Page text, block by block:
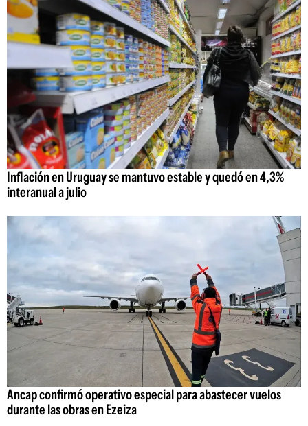
Inflación en Uruguay se mantuvo estable y quedó en 4,3%
interanual a julio
Ancap confirmó operativo especial para abastecer vuelos
durante las obras en Ezeiza